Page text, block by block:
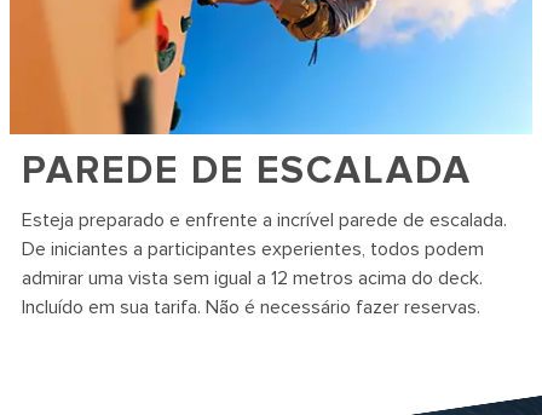
PAREDE DE ESCALADA
Esteja preparado e enfrente a incrível parede de escalada.
De iniciantes a participantes experientes, todos podem
admirar uma vista sem igual a 12 metros acima do deck.
Incluído em sua tarifa. Não é necessário fazer reservas.